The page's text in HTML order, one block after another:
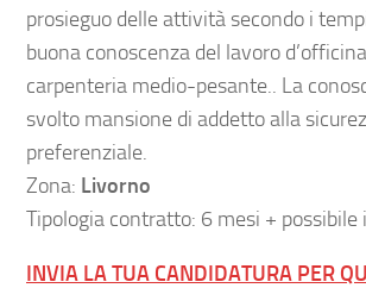
prosieguo delle attività secondo i
buona conoscenza del lavoro
carpenteria medio-pesante.. La
svolto mansione di addetto alla
preferenziale.
Zona: Livorno
Tipologia contratto: 6 mesi +
INVIA LA TUA CANDIDATURA PER